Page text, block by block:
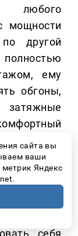
любого
мощности
другой
ему
обгоны,
сильным
и
коробкой
сайта вы
ваши
Яндекс